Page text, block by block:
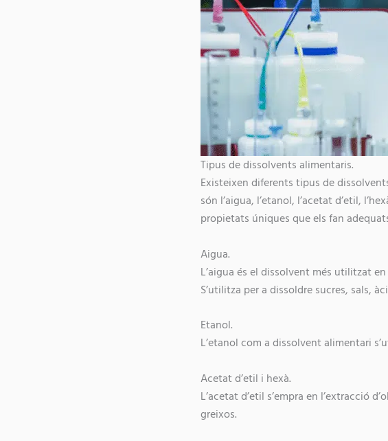
Tipus de dissolvents alimentaris.
Existeixen diferents tipus de
són l’aigua, l’etanol, l’acetat d’etil,
propietats úniques que els fan
Aigua.
L’aigua és el dissolvent més utilitzat
S’utilitza per a dissoldre sucres, sals,
Etanol.
L’etanol com a dissolvent alimentari
Acetat d’etil i hexà.
L’acetat d’etil s’empra en l’extracció
greixos.